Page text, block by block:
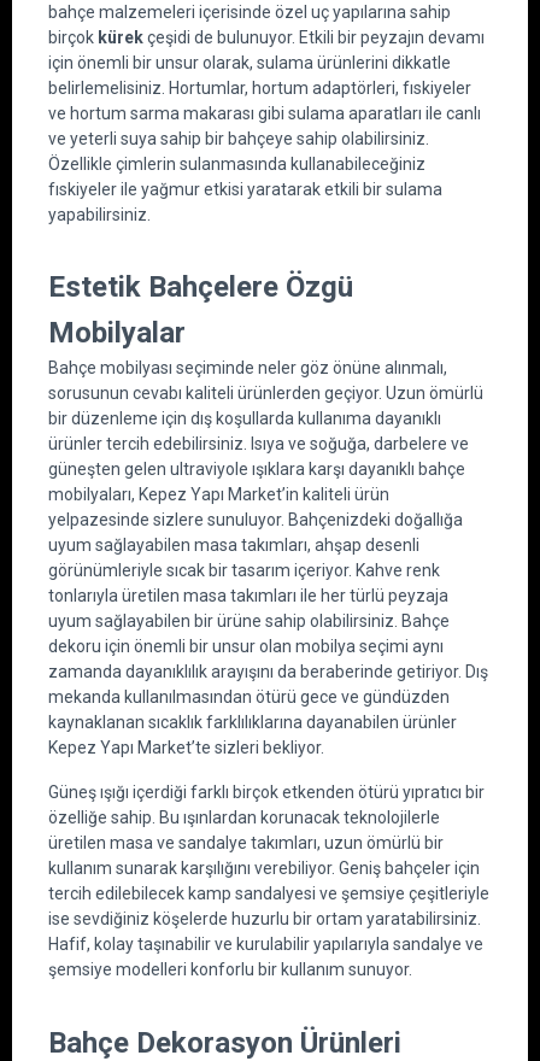
bahçe malzemeleri içerisinde özel uç yapılarına sahip
birçok kürek çeşidi de bulunuyor. Etkili bir peyzajın devamı
için önemli bir unsur olarak, sulama ürünlerini dikkatle
belirlemelisiniz. Hortumlar, hortum adaptörleri, fıskiyeler
ve hortum sarma makarası gibi sulama aparatları ile canlı
ve yeterli suya sahip bir bahçeye sahip olabilirsiniz.
Özellikle çimlerin sulanmasında kullanabileceğiniz
fıskiyeler ile yağmur etkisi yaratarak etkili bir sulama
yapabilirsiniz.
Estetik Bahçelere Özgü
Mobilyalar
Bahçe mobilyası seçiminde neler göz önüne alınmalı,
sorusunun cevabı kaliteli ürünlerden geçiyor. Uzun ömürlü
bir düzenleme için dış koşullarda kullanıma dayanıklı
ürünler tercih edebilirsiniz. Isıya ve soğuğa, darbelere ve
güneşten gelen ultraviyole ışıklara karşı dayanıklı bahçe
mobilyaları, Kepez Yapı Market’in kaliteli ürün
yelpazesinde sizlere sunuluyor. Bahçenizdeki doğallığa
uyum sağlayabilen masa takımları, ahşap desenli
görünümleriyle sıcak bir tasarım içeriyor. Kahve renk
tonlarıyla üretilen masa takımları ile her türlü peyzaja
uyum sağlayabilen bir ürüne sahip olabilirsiniz. Bahçe
dekoru için önemli bir unsur olan mobilya seçimi aynı
zamanda dayanıklılık arayışını da beraberinde getiriyor. Dış
mekanda kullanılmasından ötürü gece ve gündüzden
kaynaklanan sıcaklık farklılıklarına dayanabilen ürünler
Kepez Yapı Market’te sizleri bekliyor.
Güneş ışığı içerdiği farklı birçok etkenden ötürü yıpratıcı bir
özelliğe sahip. Bu ışınlardan korunacak teknolojilerle
üretilen masa ve sandalye takımları, uzun ömürlü bir
kullanım sunarak karşılığını verebiliyor. Geniş bahçeler için
tercih edilebilecek kamp sandalyesi ve şemsiye çeşitleriyle
ise sevdiğiniz köşelerde huzurlu bir ortam yaratabilirsiniz.
Hafif, kolay taşınabilir ve kurulabilir yapılarıyla sandalye ve
şemsiye modelleri konforlu bir kullanım sunuyor.
Bahçe Dekorasyon Ürünleri